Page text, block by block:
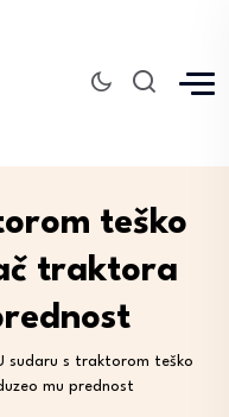
teško
traktora
sudaru s traktorom teško
mu prednost